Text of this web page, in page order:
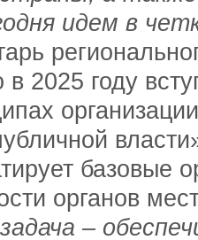
идем в
2025 году
базовые
органов
–